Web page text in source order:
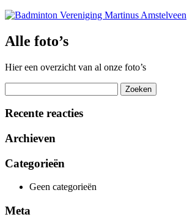
Alle foto’s
Hier een overzicht van al onze foto’s
naar:
Recente reacties
Archieven
Categorieën
Geen categorieën
Meta